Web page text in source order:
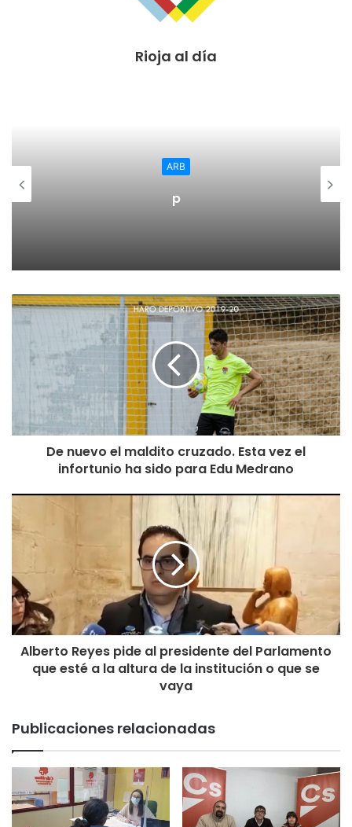
Rioja al día
ARB
p
De nuevo el maldito cruzado. Esta vez el
infortunio ha sido para Edu Medrano
Alberto Reyes pide al presidente del Parlamento
que esté a la altura de la institución o que se
vaya
Publicaciones relacionadas